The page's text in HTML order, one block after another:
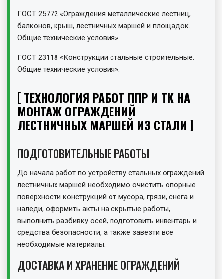
ГОСТ 25772 «Ограждения металлические лестниц,
балконов, крыш, лестничных маршей и площадок.
Общие технические условия»
ГОСТ 23118 «Конструкции стальные строительные.
Общие технические условия».
ТЕХНОЛОГИЯ РАБОТ ППР И ТК НА
МОНТАЖ ОГРАЖДЕНИЙ
ЛЕСТНИЧНЫХ МАРШЕЙ ИЗ СТАЛИ
ПОДГОТОВИТЕЛЬНЫЕ РАБОТЫ
До начала работ по устройству стальных ограждений
лестничных маршей необходимо очистить опорные
поверхности конструкций от мусора, грязи, снега и
наледи, оформить акты на скрытые работы,
выполнить разбивку осей, подготовить инвентарь и
средства безопасности, а также завезти все
необходимые материалы.
ДОСТАВКА И ХРАНЕНИЕ ОГРАЖДЕНИЙ